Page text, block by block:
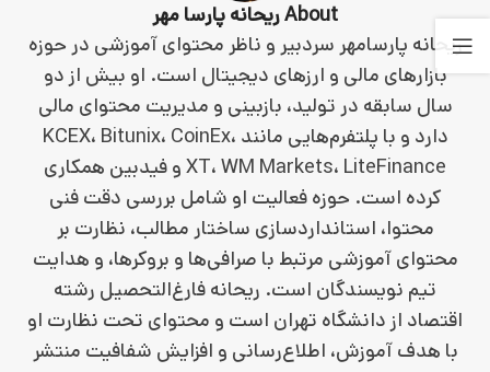
About ریحانه پارسا مهر
ریحانه پارسامهر سردبیر و ناظر محتوای آموزشی در حوزه
بازارهای مالی و ارزهای دیجیتال است. او بیش از دو
سال سابقه در تولید، بازبینی و مدیریت محتوای مالی
دارد و با پلتفرم‌هایی مانند KCEX، Bitunix، CoinEx،
XT، WM Markets، LiteFinance و فیدبین همکاری
کرده است. حوزه فعالیت او شامل بررسی دقت فنی
محتوا، استانداردسازی ساختار مطالب، نظارت بر
محتوای آموزشی مرتبط با صرافی‌ها و بروکرها، و هدایت
تیم نویسندگان است. ریحانه فارغ‌التحصیل رشته
اقتصاد از دانشگاه تهران است و محتوای تحت نظارت او
با هدف آموزش، اطلاع‌رسانی و افزایش شفافیت منتشر